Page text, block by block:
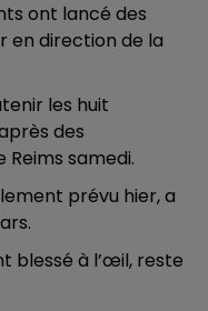
ont lancé des
en direction de la
les huit
des
samedi.
prévu hier, a
blessé à l’œil, reste